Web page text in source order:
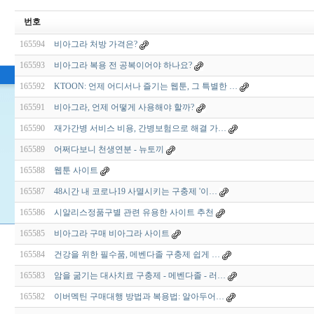
번호
165594 비아그라 처방 가격은?
165593 비아그라 복용 전 공복이어야 하나요?
165592 KTOON: 언제 어디서나 즐기는 웹툰, 그 특별한 …
165591 비아그라, 언제 어떻게 사용해야 할까?
165590 재가간병 서비스 비용, 간병보험으로 해결 가…
165589 어쩌다보니 천생연분 - 뉴토끼
165588 웹툰 사이트
165587 48시간 내 코로나19 사멸시키는 구충제 '이…
165586 시알리스정품구별 관련 유용한 사이트 추천
165585 비아그라 구매 비아그라 사이트
165584 건강을 위한 필수품, 메벤다졸 구충제 쉽게 …
165583 암을 굶기는 대사치료 구충제 - 메벤다졸 - 러…
165582 이버멕틴 구매대행 방법과 복용법: 알아두어…